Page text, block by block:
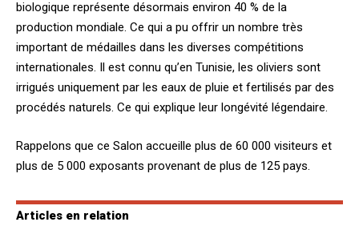
biologique représente désormais environ 40 % de la
production mondiale. Ce qui a pu offrir un nombre très
important de médailles dans les diverses compétitions
internationales. Il est connu qu’en Tunisie, les oliviers sont
irrigués uniquement par les eaux de pluie et fertilisés par des
procédés naturels. Ce qui explique leur longévité légendaire.
Rappelons que ce Salon accueille plus de 60 000 visiteurs et
plus de 5 000 exposants provenant de plus de 125 pays.
Articles en relation